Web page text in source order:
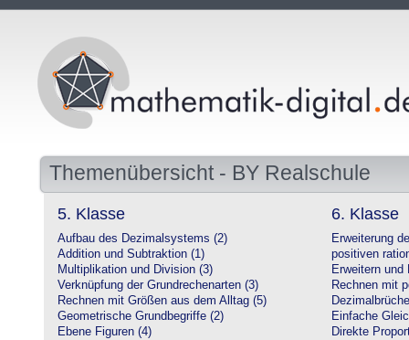
Themenübersicht - BY Realschule
5. Klasse
Aufbau des Dezimalsystems (2)
Addition und Subtraktion (1)
Multiplikation und Division (3)
Verknüpfung der Grundrechenarten (3)
Rechnen mit Größen aus dem Alltag (5)
Geometrische Grundbegriffe (2)
Ebene Figuren (4)
6. Klasse
Erweiterung
positiven
Erweitern und
Rechnen mit
Einfache
Direkte